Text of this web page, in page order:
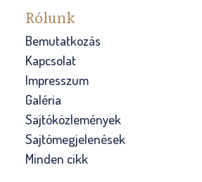
Rólunk
Bemutatkozás
Kapcsolat
Impresszum
Galéria
Sajtóközlemények
Sajtómegjelenések
Minden cikk